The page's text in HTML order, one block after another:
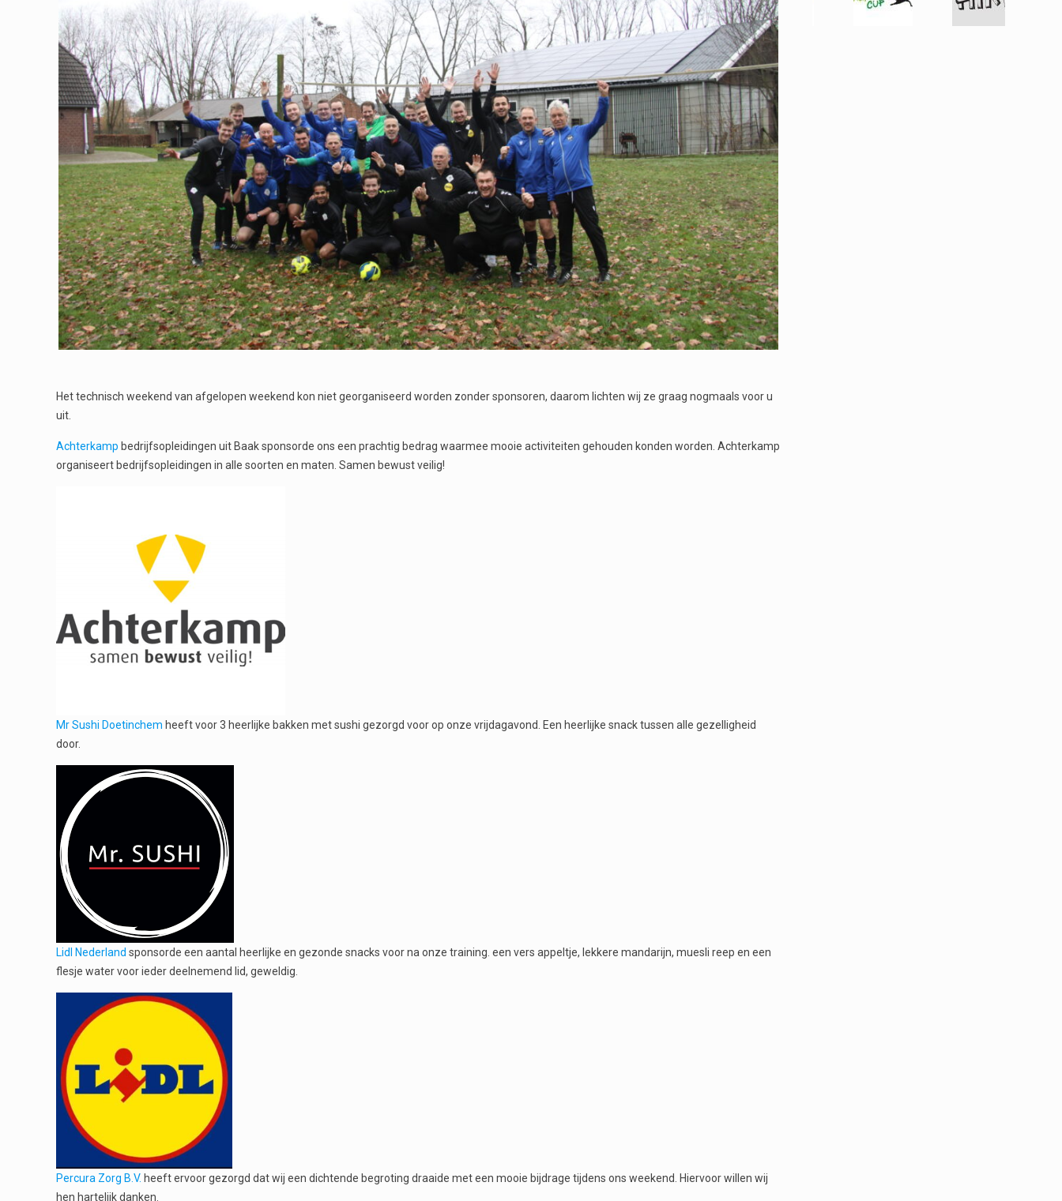
Het technisch weekend van afgelopen weekend kon niet georganiseerd worden zonder sponsoren, daarom lichten wij ze graag nogmaals voor u
uit.
Achterkamp bedrijfsopleidingen uit Baak sponsorde ons een prachtig bedrag waarmee mooie activiteiten gehouden konden worden. Achterkamp
organiseert bedrijfsopleidingen in alle soorten en maten. Samen bewust veilig!
Mr Sushi Doetinchem heeft voor 3 heerlijke bakken met sushi gezorgd voor op onze vrijdagavond. Een heerlijke snack tussen alle gezelligheid
door.
Lidl Nederland sponsorde een aantal heerlijke en gezonde snacks voor na onze training. een vers appeltje, lekkere mandarijn, muesli reep en een
flesje water voor ieder deelnemend lid, geweldig.
Percura Zorg B.V. heeft ervoor gezorgd dat wij een dichtende begroting draaide met een mooie bijdrage tijdens ons weekend. Hiervoor willen wij
hen hartelijk danken.